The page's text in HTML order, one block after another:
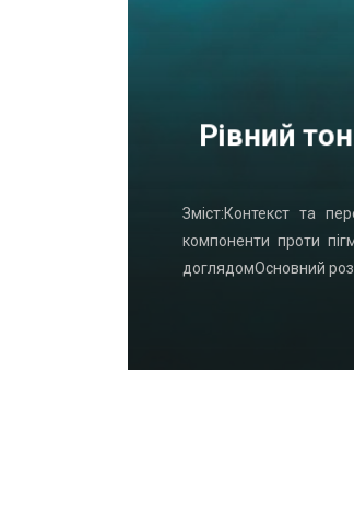
Рівний
Зміст:Контекст та
компоненти проти
доглядомОсновний